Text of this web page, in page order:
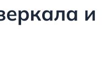
и